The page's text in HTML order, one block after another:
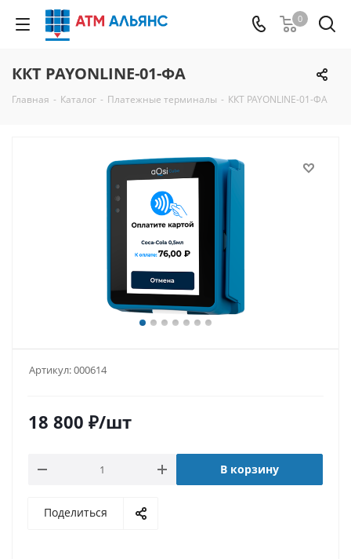
0
ККТ PAYONLINE-01-ФА
Главная - Каталог - Платежные терминалы - ККТ PAYONLINE-01-ФА
Артикул:000614
18 800 ₽/шт
В корзину
Поделиться